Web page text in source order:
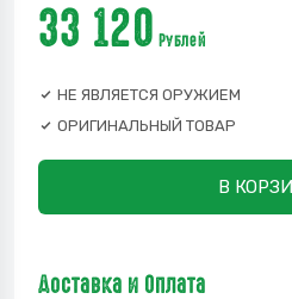
33 120 Рублей
НЕ ЯВЛЯЕТСЯ ОРУЖИЕМ
ОРИГИНАЛЬНЫЙ ТОВАР
В
Доставка и Оплата